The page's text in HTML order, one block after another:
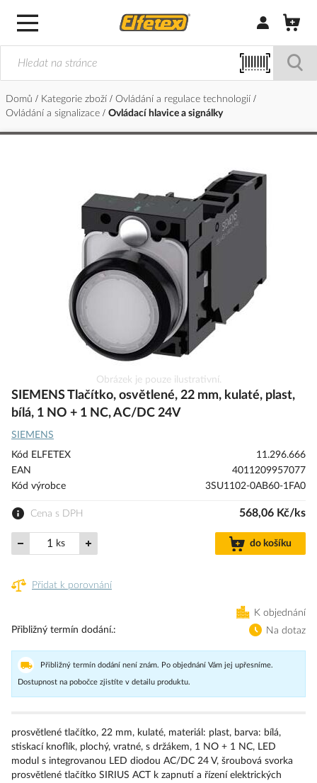
Přihlásit/
Domů Kategorie zboží
Ovládání a regulace technologií
Ovládání a signalizace
Ovládací hlavice a signálky
na
začátek
galerie
s
obrázky
Obrázek je pouze ilustrativní.
SIEMENS Tlačítko, osvětlené, 22 mm, kulaté, plast,
bílá, 1 NO + 1 NC, AC/DC 24V
SIEMENS
Kód ELFETEX
11.296.666
EAN
4011209957077
Kód výrobce
3SU1102-0AB60-1FA0
Cena s DPH 568,06 Kč/ks
ks do košíku
Přidat k porovnání
K objednání
Přibližný termín dodání.
Na dotaz
Přibližný termín dodání není znám. Po objednání Vám jej upřesníme.
Dostupnost na pobočce zjistíte v detailu produktu.
prosvětlené tlačítko, 22 mm, kulaté, materiál: plast, barva: bílá,
stiskací knoflík, plochý, vratné, s držákem, 1 NO + 1 NC, LED
modul s integrovanou LED diodou AC/DC 24 V, šroubová svorka
prosvětlené tlačítko SIRIUS ACT k zapnutí a řízení elektrických